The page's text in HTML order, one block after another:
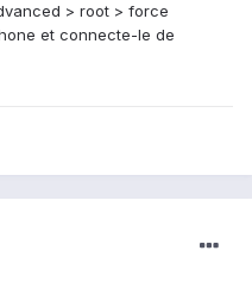
> root > force
et connecte-le de